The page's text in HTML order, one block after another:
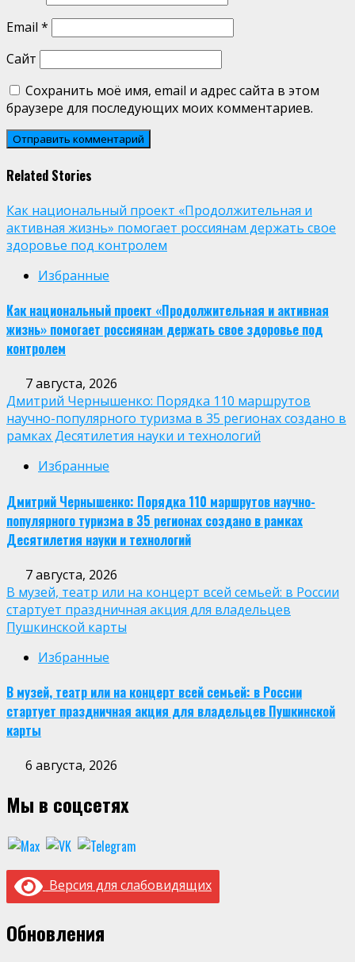
Email *
Сайт
Сохранить моё имя, email и адрес сайта в этом
браузере для последующих моих комментариев.
Related Stories
Как национальный проект «Продолжительная и
активная жизнь» помогает россиянам держать свое
здоровье под контролем
Избранные
Как национальный проект «Продолжительная и активная
жизнь» помогает россиянам держать свое здоровье под
контролем
7 августа, 2026
Дмитрий Чернышенко: Порядка 110 маршрутов
научно-популярного туризма в 35 регионах создано в
рамках Десятилетия науки и технологий
Избранные
Дмитрий Чернышенко: Порядка 110 маршрутов научно-
популярного туризма в 35 регионах создано в рамках
Десятилетия науки и технологий
7 августа, 2026
В музей, театр или на концерт всей семьей: в России
стартует праздничная акция для владельцев
Пушкинской карты
Избранные
В музей, театр или на концерт всей семьей: в России
стартует праздничная акция для владельцев Пушкинской
карты
6 августа, 2026
Мы в соцсетях
Версия для слабовидящих
Обновления